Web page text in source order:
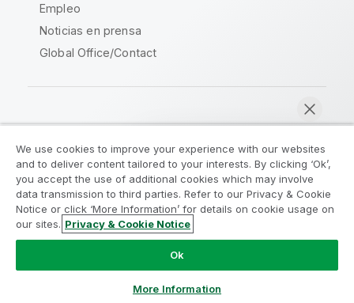
Empleo
Noticias en prensa
Global Office/Contact
Acuerdos legales
Condiciones del producto
Legal Policies
Política legal
Condiciones de uso
Marcas comerciales
Do Not Share My Info
Copyright © 1993-2026 QlikTech International AB.
We use cookies to improve your experience with our websites
and to deliver content tailored to your interests. By clicking ‘Ok’,
you accept the use of additional cookies which may involve
data transmission to third parties. Refer to our Privacy & Cookie
Notice or click ‘More Information’ for details on cookie usage on
our sites. Privacy & Cookie Notice
Ok
More Information